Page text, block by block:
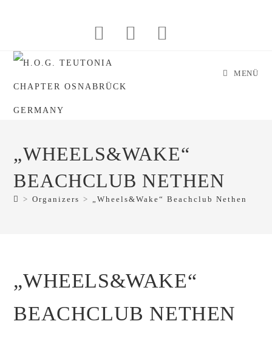
springen
MENÜ
„WHEELS&WAKE“
BEACHCLUB NETHEN
> Organizers > „Wheels&Wake“ Beachclub Nethen
„WHEELS&WAKE“
BEACHCLUB NETHEN